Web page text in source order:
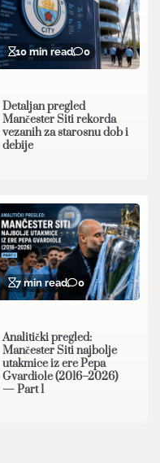
10 min read 0
Detaljan pregled
Mančester Siti rekorda
vezanih za starosnu dob i
debije
7 min read 0
Analitički pregled:
Mančester Siti najbolje
utakmice iz ere Pepa
Gvardiole (2016–2026)
— Part 1